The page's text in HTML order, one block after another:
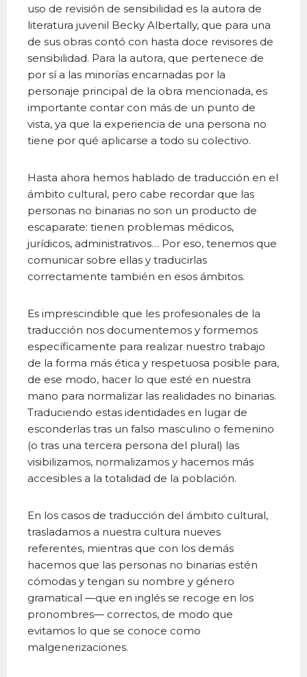
uso de revisión de sensibilidad es la autora de
literatura juvenil Becky Albertally, que para una
de sus obras contó con hasta doce revisores de
sensibilidad. Para la autora, que pertenece de
por sí a las minorías encarnadas por la
personaje principal de la obra mencionada, es
importante contar con más de un punto de
vista, ya que la experiencia de una persona no
tiene por qué aplicarse a todo su colectivo.
Hasta ahora hemos hablado de traducción en el
ámbito cultural, pero cabe recordar que las
personas no binarias no son un producto de
escaparate: tienen problemas médicos,
jurídicos, administrativos… Por eso, tenemos que
comunicar sobre ellas y traducirlas
correctamente también en esos ámbitos.
Es imprescindible que les profesionales de la
traducción nos documentemos y formemos
específicamente para realizar nuestro trabajo
de la forma más ética y respetuosa posible para,
de ese modo, hacer lo que esté en nuestra
mano para normalizar las realidades no binarias.
Traduciendo estas identidades en lugar de
esconderlas tras un falso masculino o femenino
(o tras una tercera persona del plural) las
visibilizamos, normalizamos y hacemos más
accesibles a la totalidad de la población.
En los casos de traducción del ámbito cultural,
trasladamos a nuestra cultura nueves
referentes, mientras que con los demás
hacemos que las personas no binarias estén
cómodas y tengan su nombre y género
gramatical —que en inglés se recoge en los
pronombres— correctos, de modo que
evitamos lo que se conoce como
malgenerizaciones.